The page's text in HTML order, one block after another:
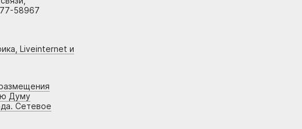
58967
Liveinternet и
Думу
Сетевое